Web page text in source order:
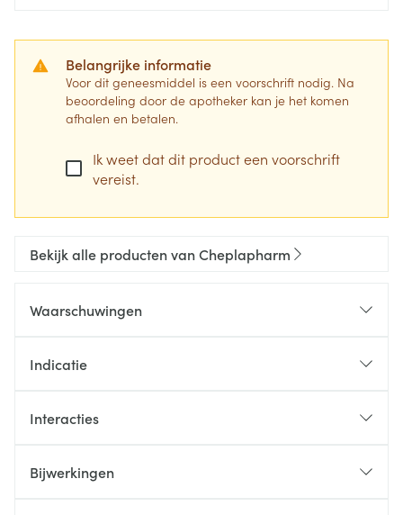
Belangrijke informatie
Voor dit geneesmiddel is een voorschrift nodig. Na
beoordeling door de apotheker kan je het komen
afhalen en betalen.
Ik weet dat dit product een voorschrift
vereist.
Bekijk alle producten van Cheplapharm
Waarschuwingen
Indicatie
Interacties
Bijwerkingen